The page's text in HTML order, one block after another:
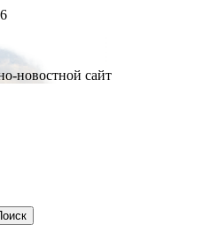
новостной сайт